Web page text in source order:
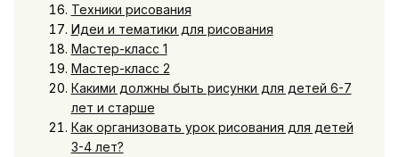
Техники рисования
Идеи и тематики для рисования
Мастер-класс 1
Мастер-класс 2
Какими должны быть рисунки для детей 6-7
лет и старше
Как организовать урок рисования для детей
3-4 лет?